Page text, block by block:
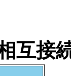
互接